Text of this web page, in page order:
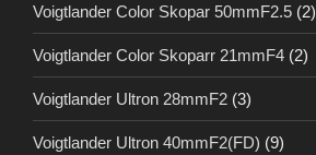
Voigtlander Color Skopar 50mmF2.5 (2)
Voigtlander Color Skoparr 21mmF4 (2)
Voigtlander Ultron 28mmF2 (3)
Voigtlander Ultron 40mmF2(FD) (9)